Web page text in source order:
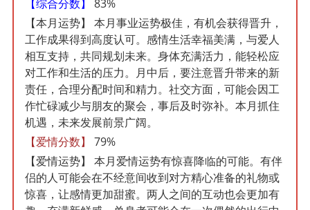
【综合分数】
83%
【本月运势】
本月事业运势极佳，有机会获得晋升，
工作成果得到高度认可。感情生活幸福美满，与爱人
相互支持，共同规划未来。身体充满活力，能轻松应
对工作和生活的压力。月中后，要注意晋升带来的新
责任，合理分配时间和精力。社交方面，可能会因工
作忙碌减少与朋友的聚会，事后及时弥补。本月抓住
机遇，未来发展前景广阔。
【爱情分数】
79%
【爱情运势】
本月爱情运势有惊喜降临的可能。有伴
侣的人可能会在不经意间收到对方精心准备的礼物或
惊喜，让感情更加甜蜜。两人之间的互动也会更加有